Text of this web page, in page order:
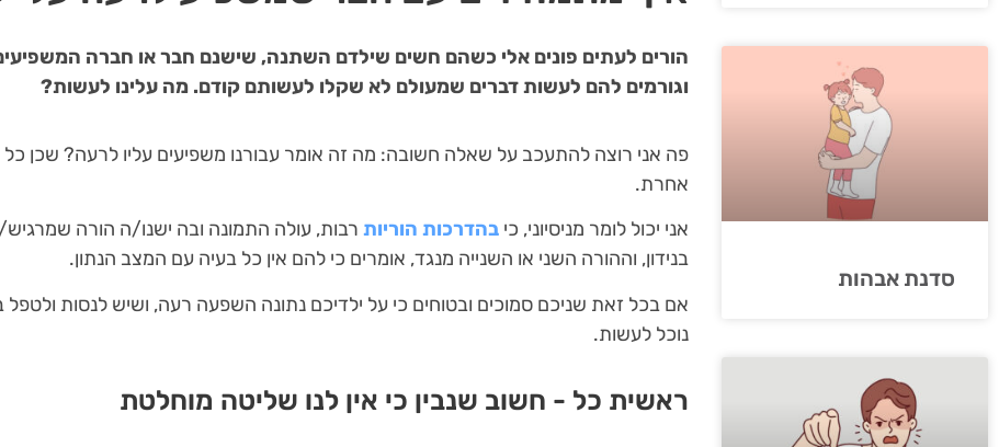
סדנת אבהות
הורים לעתים פונים אלי כשהם חשים שילדם השתנה, שישנם חבר או חברה
וגורמים להם לעשות דברים שמעולם לא שקלו לעשותם קודם. מה עלינו לעשות?
פה אני רוצה להתעכב על שאלה חשובה: מה זה אומר עבורנו משפיעים עליו לרעה? שכן
אחרת.
אני יכול לומר מניסיוני, כי בהדרכות הוריותרבות, עולה התמונה ובה ישנו/ה הורה
בנידון, וההורה השני או השנייה מנגד, אומרים כי להם אין כל בעיה עם המצב הנתון.
אם בכל זאת שניכם סמוכים ובטוחים כי על ילדיכם נתונה השפעה רעה, ושיש לנסות ולטפל
נוכל לעשות.
ראשית כל - חשוב שנבין כי אין לנו שליטה מוחלטת